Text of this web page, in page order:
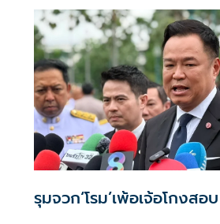
รุมจวก‘โรม’เพ้อเจ้อโกงสอบ